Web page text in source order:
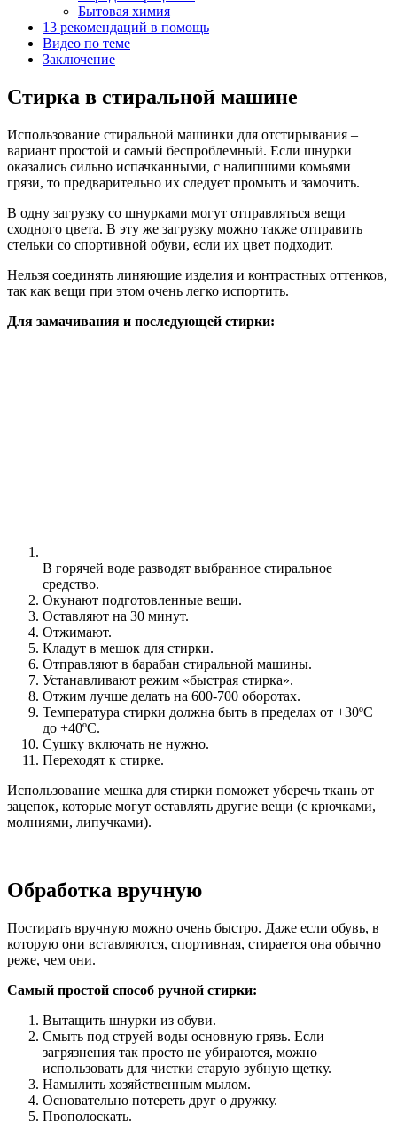
Бытовая химия
13 рекомендаций в помощь
Видео по теме
Заключение
Стирка в стиральной машине
Использование стиральной машинки для отстирывания –
вариант простой и самый беспроблемный. Если шнурки
оказались сильно испачканными, с налипшими комьями
грязи, то предварительно их следует промыть и замочить.
В одну загрузку со шнурками могут отправляться вещи
сходного цвета. В эту же загрузку можно также отправить
стельки со спортивной обуви, если их цвет подходит.
Нельзя соединять линяющие изделия и контрастных оттенков,
так как вещи при этом очень легко испортить.
Для замачивания и последующей стирки:
В горячей воде разводят выбранное стиральное
средство.
Окунают подготовленные вещи.
Оставляют на 30 минут.
Отжимают.
Кладут в мешок для стирки.
Отправляют в барабан стиральной машины.
Устанавливают режим «быстрая стирка».
Отжим лучше делать на 600-700 оборотах.
Температура стирки должна быть в пределах от +30ºС
до +40ºС.
Сушку включать не нужно.
Переходят к стирке.
Использование мешка для стирки поможет уберечь ткань от
зацепок, которые могут оставлять другие вещи (с крючками,
молниями, липучками).
Обработка вручную
Постирать вручную можно очень быстро. Даже если обувь, в
которую они вставляются, спортивная, стирается она обычно
реже, чем они.
Самый простой способ ручной стирки:
Вытащить шнурки из обуви.
Смыть под струей воды основную грязь. Если
загрязнения так просто не убираются, можно
использовать для чистки старую зубную щетку.
Намылить хозяйственным мылом.
Основательно потереть друг о дружку.
Прополоскать.